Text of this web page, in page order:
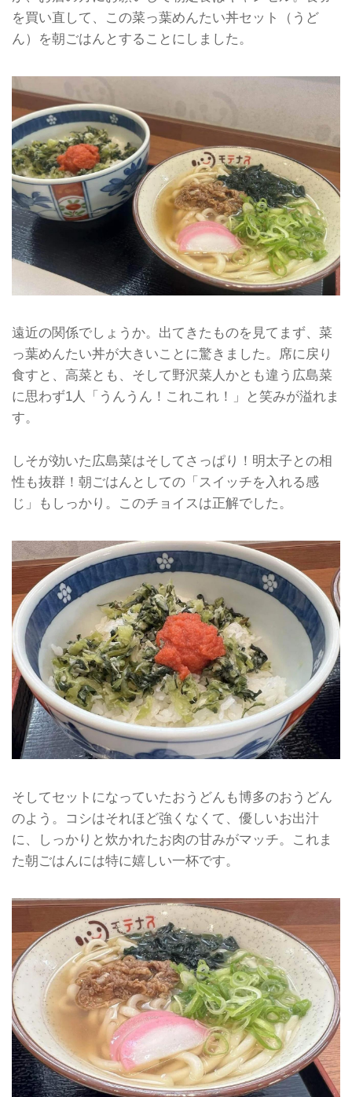
を買い直して、この菜っ葉めんたい丼セット（うど
ん）を朝ごはんとすることにしました。
遠近の関係でしょうか。出てきたものを見てまず、菜
っ葉めんたい丼が大きいことに驚きました。席に戻り
食すと、高菜とも、そして野沢菜人かとも違う広島菜
に思わず1人「うんうん！これこれ！」と笑みが溢れま
す。
しそが効いた広島菜はそしてさっぱり！明太子との相
性も抜群！朝ごはんとしての「スイッチを入れる感
じ」もしっかり。このチョイスは正解でした。
そしてセットになっていたおうどんも博多のおうどん
のよう。コシはそれほど強くなくて、優しいお出汁
に、しっかりと炊かれたお肉の甘みがマッチ。これま
た朝ごはんには特に嬉しい一杯です。